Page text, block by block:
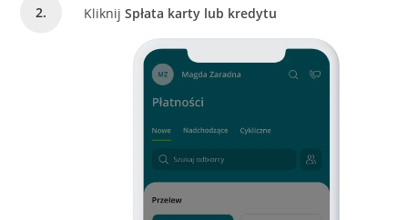
KliknijSpłata karty lub kredytu